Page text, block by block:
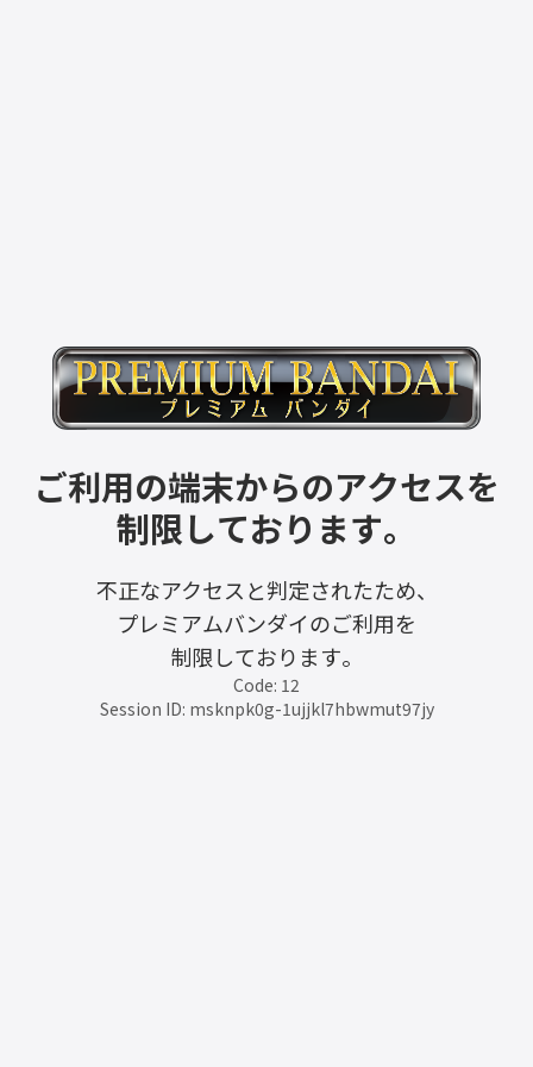
ご利用の端末からのアクセスを
制限しております。
不正なアクセスと判定されたため、
プレミアムバンダイのご利用を
制限しております。
Code: 12
Session ID: msknpk0g-1ujjkl7hbwmut97jy